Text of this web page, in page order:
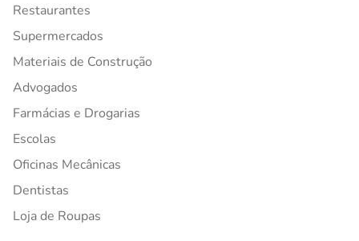
Restaurantes
Supermercados
Materiais de Construção
Advogados
Farmácias e Drogarias
Escolas
Oficinas Mecânicas
Dentistas
Loja de Roupas